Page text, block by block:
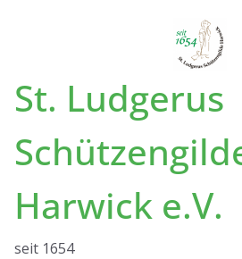
St. Ludgerus
Harwick e.V.
seit 1654